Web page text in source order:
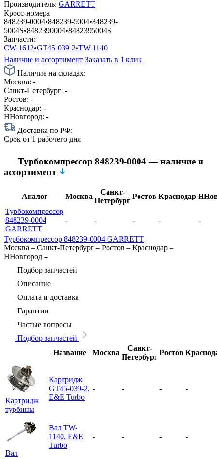
Производитель: GARRETT
Кросс-номера
848239-0004•848239-5004•848239-
5004S•8482390004•8482395004S
Запчасти:
CW-1612•GT45-039-2•TW-1140
Наличие и ассортимент Заказать в 1 клик
Наличие на складах:
Москва: -
Санкт-Петербург: -
Ростов: -
Краснодар: -
ННовгород: -
Доставка по РФ:
Срок от 1 рабочего дня
Турбокомпрессор 848239-0004 — наличие и
ассортимент
Аналог Москва
Санкт-
Петербург
Ростов Краснодар
Турбокомпрессор
848239-0004
GARRETT
- - - - -
Турбокомпрессор 848239-0004 GARRETT
Москва – Санкт-Петербург – Ростов – Краснодар –
ННовгород –
Подбор запчастей
Описание
Оплата и доставка
Гарантии
Частые вопросы
Подбор запчастей
Название
Москва
Санкт-
Петербург
Ростов
Картридж
турбины
Картридж
GT45-039-2,
E&E Turbo
- - - -
Вал
Вал TW-
1140, E&E
Turbo
- - - -